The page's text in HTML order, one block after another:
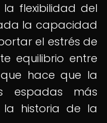
flexibilidad del
la capacidad
el estrés de
equilibrio entre
hace que la
espadas más
historia de la